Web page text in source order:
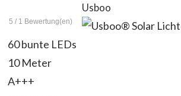
5 / 1 Bewertung(en)
Usboo
60 bunte LEDs
10 Meter
A+++